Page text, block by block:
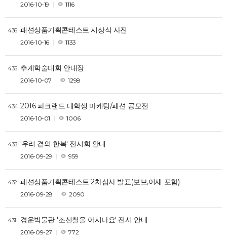
2016-10-19 1116
436 패션상품기획콘테스트 시상식 사진
2016-10-16 1133
435 추계학술대회 안내장
2016-10-07 1298
434 2016 파크랜드 대학생 마케팅/패션 공모전
2016-10-01 1006
433 '우리 곁의 한복' 전시회 안내
2016-09-29 959
432 패션상품기획콘테스트 2차심사 발표(보브,이새 포함)
2016-09-28 2090
431 경운박물관-'조선철을 아시나요' 전시 안내
2016-09-27 772